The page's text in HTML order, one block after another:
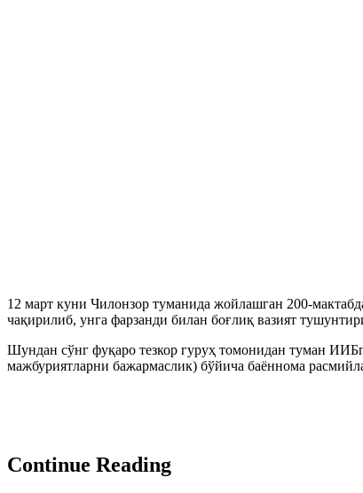
12 март куни Чилонзор туманида жойлашган 200-
чақирилиб, унга фарзанди билан боғлиқ вазият
Шундан сўнг фуқаро тезкор гуруҳ томонидан туман
мажбуриятларни бажармаслик) бўйича баённома
Continue Reading